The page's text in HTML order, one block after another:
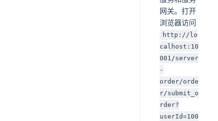
网关。打开
浏览器访问
http://lo
calhost:10
001/server
-
order/orde
r/submit_o
rder?
userId=100